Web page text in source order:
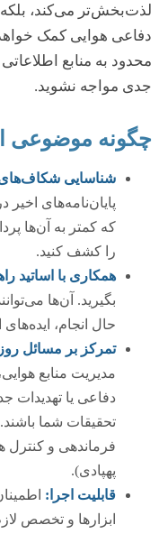
لذت‌بخش‌تر می‌کند،
دفاعی هوایی کمک
محدود به منابع
جدی مواجه نشوید.
چگونه موضوعی
شناسایی شکاف‌های
پایان‌نامه‌های
که کمتر به آن‌ها
را کشف کنید.
همکاری با اساتید
بگیرید. آن‌ها
حال انجام،
تمرکز بر مسائل
مدیریت منابع
دفاعی یا تهدیدات
تحقیقات شما
فرماندهی و کنترل
پهپادی).
قابلیت اجرا:
ابزارها و تخصص